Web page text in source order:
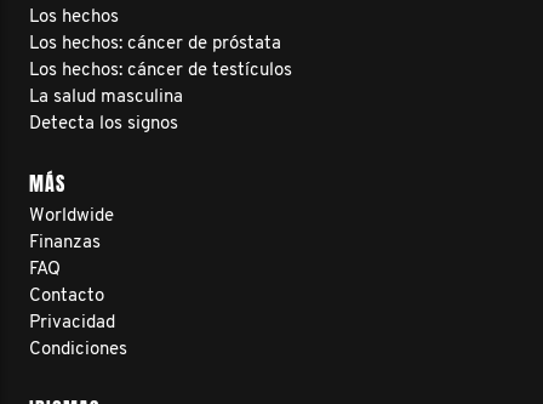
Los hechos
Los hechos: cáncer de próstata
Los hechos: cáncer de testículos
La salud masculina
Detecta los signos
MÁS
Worldwide
Finanzas
FAQ
Contacto
Privacidad
Condiciones